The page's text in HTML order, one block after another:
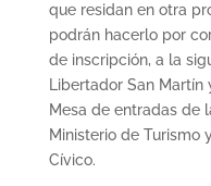
que residan en otra
podrán hacerlo por
de inscripción, a la
Libertador San Martín
Mesa de entradas de
Ministerio de Turismo
Cívico.